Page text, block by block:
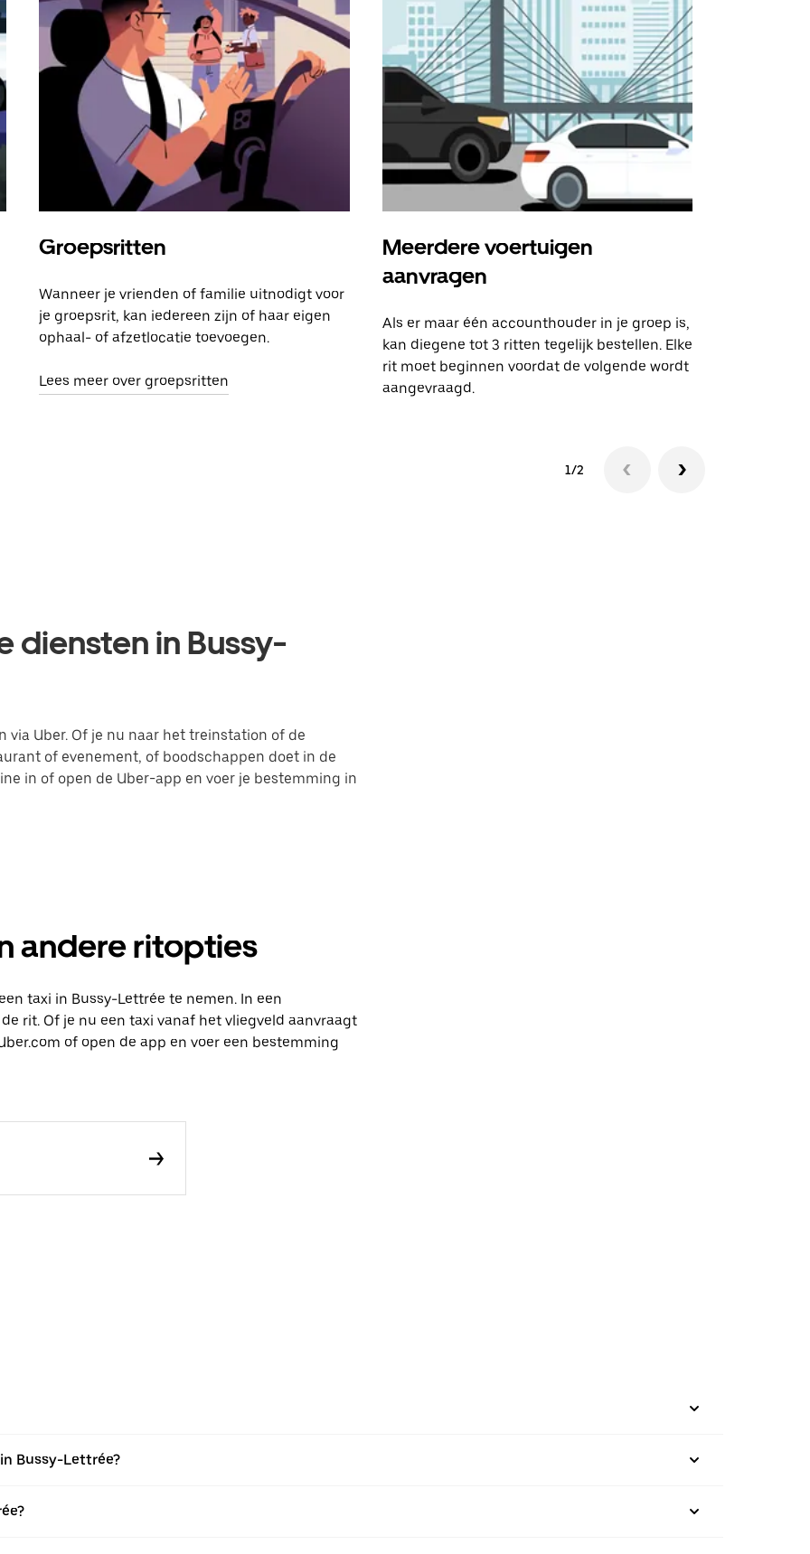
Groepsritten
Wanneer je vrienden of familie uitnodigt voor
je groepsrit, kan iedereen zijn of haar eigen
ophaal- of afzetlocatie toevoegen.
Lees meer over groepsritten
Meerdere voertuigen
aanvragen
Als er maar één accounthouder in je groep is,
kan diegene tot 3 ritten tegelijk bestellen. Elke
rit moet beginnen voordat de volgende wordt
aangevraagd.
1/2
diensten in Bussy-
via Uber. Of je nu naar het treinstation of de
of evenement, of boodschappen doet in de
in of open de Uber-app en voer je bestemming in
andere ritopties
taxi in Bussy-Lettrée te nemen. In een
rit. Of je nu een taxi vanaf het vliegveld aanvraagt
of open de app en voer een bestemming
Bussy-Lettrée?